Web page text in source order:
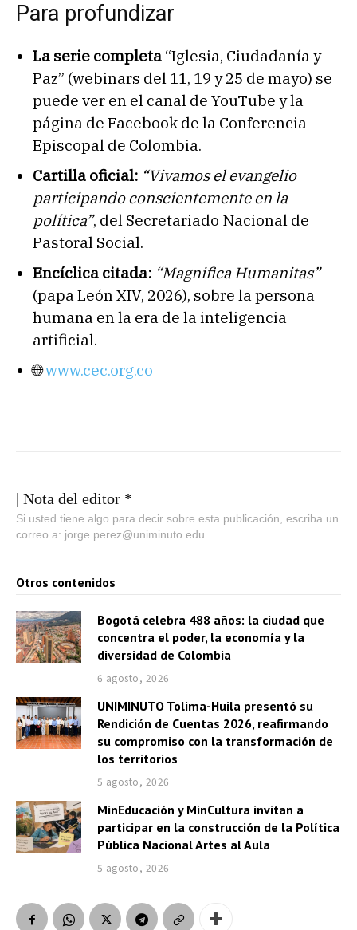
Para profundizar
La serie completa “Iglesia, Ciudadanía y
Paz” (webinars del 11, 19 y 25 de mayo) se
puede ver en el canal de YouTube y la
página de Facebook de la Conferencia
Episcopal de Colombia.
Cartilla oficial: “Vivamos el evangelio
participando conscientemente en la
política”, del Secretariado Nacional de
Pastoral Social.
Encíclica citada: “Magnifica Humanitas”
(papa León XIV, 2026), sobre la persona
humana en la era de la inteligencia
artificial.
🌐www.cec.org.co
| Nota del editor *
Si usted tiene algo para decir sobre esta publicación, escriba un
correo a: jorge.perez@uniminuto.edu
Otros contenidos
Bogotá celebra 488 años: la ciudad que
concentra el poder, la economía y la
diversidad de Colombia
6 agosto, 2026
UNIMINUTO Tolima-Huila presentó su
Rendición de Cuentas 2026, reafirmando
su compromiso con la transformación de
los territorios
5 agosto, 2026
MinEducación y MinCultura invitan a
participar en la construcción de la Política
Pública Nacional Artes al Aula
5 agosto, 2026